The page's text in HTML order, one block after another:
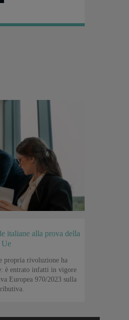
italiane alla prova della
Ue
propria rivoluzione ha
è entrato infatti in vigore
Europea 970/2023 sulla